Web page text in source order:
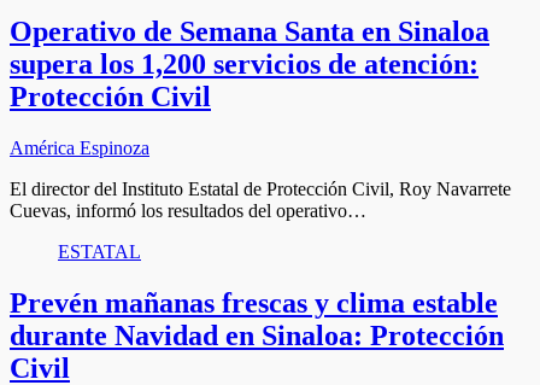
Operativo de Semana Santa en Sinaloa
supera los 1,200 servicios de atención:
Protección Civil
América Espinoza
El director del Instituto Estatal de Protección Civil, Roy Navarrete
Cuevas, informó los resultados del operativo…
ESTATAL
Prevén mañanas frescas y clima estable
durante Navidad en Sinaloa: Protección
Civil